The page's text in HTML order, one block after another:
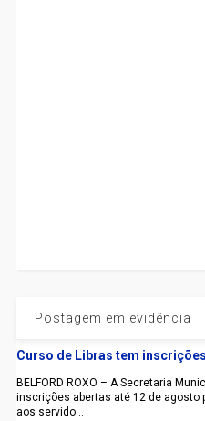
Postagem em evidência
Curso de Libras tem
BELFORD ROXO – A Secretaria
inscrições abertas até 12 de agosto
aos servido...